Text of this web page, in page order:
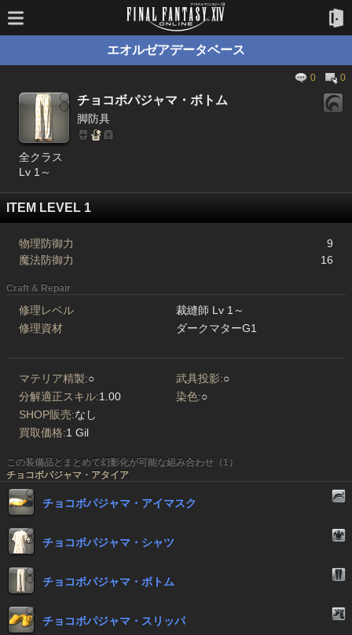
エオルゼアデータベース
0 0
チョコボパジャマ・ボトム
脚防具
全クラス
Lv 1～
ITEM LEVEL 1
物理防御力
9
魔法防御力
16
Craft & Repair
修理レベル
裁縫師 Lv 1～
修理資材
ダークマターG1
マテリア精製:○ 武具投影:○
分解適正スキル:1.00 染色:○
SHOP販売:なし
買取価格:1 Gil
この装備品とまとめて幻影化が可能な組み合わせ（1）
チョコボパジャマ・アタイア
チョコボパジャマ・アイマスク
チョコボパジャマ・シャツ
チョコボパジャマ・ボトム
チョコボパジャマ・スリッパ